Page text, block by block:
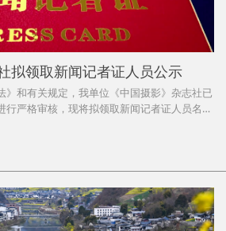
拟领取新闻记者证人员公示
》和有关规定，我单位《中国摄影》杂志社已
行严格审核，现将拟领取新闻记者证人员名单
名单（姓氏笔画排序）：柴选、郑英男、陈